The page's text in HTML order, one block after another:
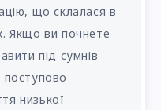
що склалася в
Якщо ви почнете
під сумнів
поступово
низької